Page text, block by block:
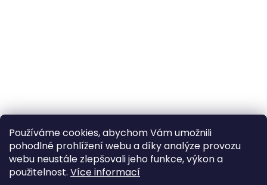
Používáme cookies, abychom Vám umožnili
pohodlné prohlížení webu a díky analýze provozu
webu neustále zlepšovali jeho funkce, výkon a
použitelnost. Více informací